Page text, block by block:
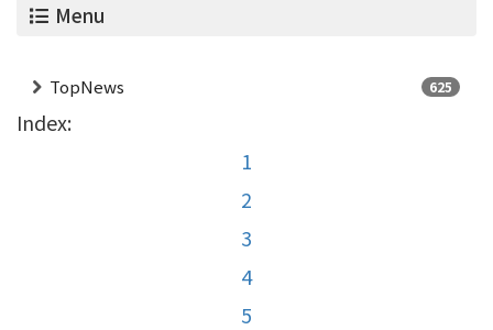
Menu
TopNews 625
Index:
1
2
3
4
5